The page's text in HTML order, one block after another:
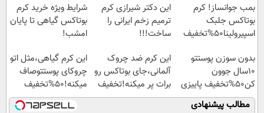
بمب جوانساز! کرم
بوتاکس جلبک
اسپیرولینا50%تخفیف
این دکتر شیرازی کرم
ترمیم زخم ایرانی را
ساخت!!!
شرایط ویژه خرید کرم
بوتاکس گیاهی تا پایان
امشب!
بدون سوزن پوستتو
10سال جوون
کن50%تخفیف پاییزی
این کرم ضد چروک
آلمانی،جای بوتاکس رو
برات پر میکنه!تخفیف
تا امشب
این کرم گیاهی،مثل اتو
چروکای پوستتوصاف
میکنه!50%تخفیف
مطالب پیشنهادی